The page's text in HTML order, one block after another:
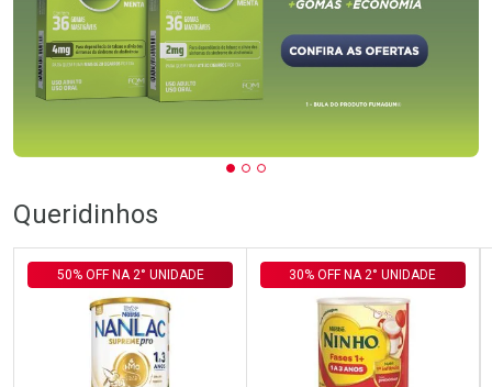
Queridinhos
50% OFF NA 2° UNIDADE 30% OFF NA 2° UNIDADE